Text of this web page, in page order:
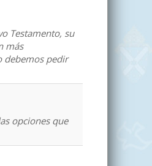
Testamento, su
más
debemos pedir
opciones que